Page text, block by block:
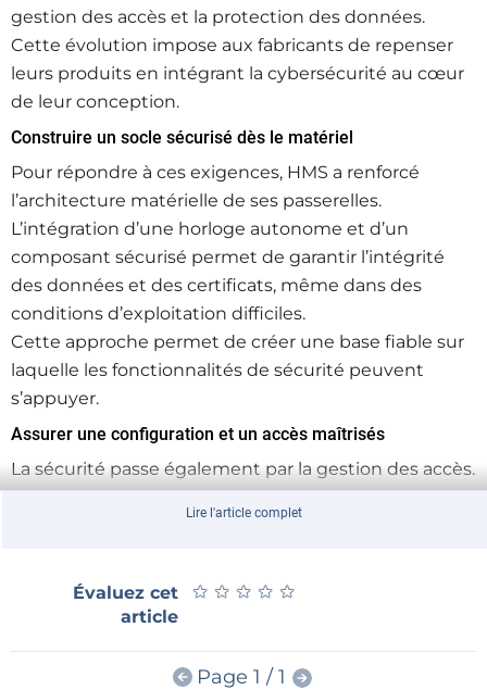
gestion des accès et la protection des données.
Cette évolution impose aux fabricants de repenser
leurs produits en intégrant la cybersécurité au cœur
de leur conception.
Construire un socle sécurisé dès le matériel
Pour répondre à ces exigences, HMS a renforcé
l’architecture matérielle de ses passerelles.
L’intégration d’une horloge autonome et d’un
composant sécurisé permet de garantir l’intégrité
des données et des certificats, même dans des
conditions d’exploitation difficiles.
Cette approche permet de créer une base fiable sur
laquelle les fonctionnalités de sécurité peuvent
s’appuyer.
Assurer une configuration et un accès maîtrisés
La sécurité passe également par la gestion des accès.
Les passerelles proposent une configuration
sécurisée et un contrôle des utilisateurs selon leur
autorisé.
Cette organisation reflète les besoins des
interviennent sur un même système.
Lire l'article complet
Évaluez cet
article
★ ★ ★ ★ ★
★ ★ ★ ★ ★
Page 1 / 1